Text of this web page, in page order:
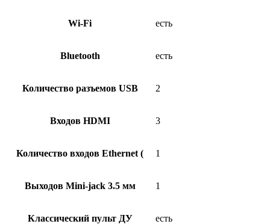
Wi-Fi есть
Bluetooth есть
Количество разъемов USB 2
Входов HDMI 3
Количество входов Ethernet ( 1
Выходов Mini-jack 3.5 мм 1
Классический пульт ДУ есть